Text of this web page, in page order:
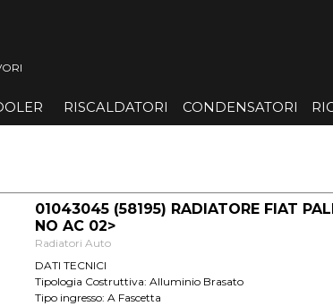
▼
RISCALDATORI ▼
CONDENSATORI
01043045 (58195) RADIATORE FIAT
NO AC 02>
Radiatori Auto
DATI TECNICI
Tipologia Costruttiva: Alluminio Brasato
Tipo ingresso: A Fascetta